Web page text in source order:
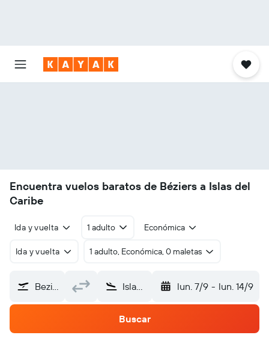
Encuentra vuelos baratos de Béziers a Islas del
Caribe
Ida y vuelta 1 adulto Económica
Ida y vuelta 1 adulto, Económica, 0 maletas
Beziers Vias (BZR) Islas del Caribe lun. 7/9 - lun. 14/9
Buscar